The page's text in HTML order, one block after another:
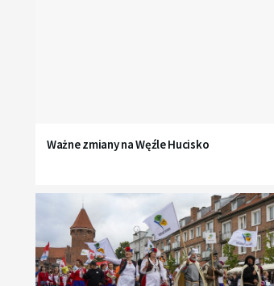
Ważne zmiany na Węźle Hucisko